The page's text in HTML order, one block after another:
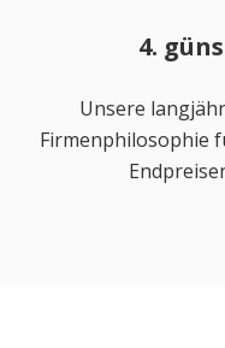
4.
Unsere
Firmenphilosophie